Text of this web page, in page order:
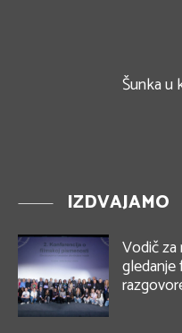
Šunka u
IZDVAJAMO
Vodič